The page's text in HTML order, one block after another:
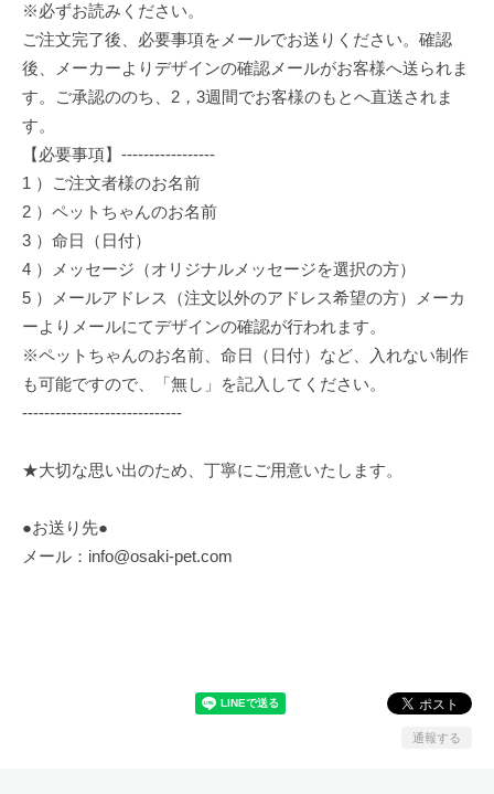
※必ずお読みください。
ご注文完了後、必要事項をメールでお送りください。確認
後、メーカーよりデザインの確認メールがお客様へ送られま
す。ご承認ののち、2，3週間でお客様のもとへ直送されま
す。
【必要事項】-----------------
1 ）ご注文者様のお名前
2 ）ペットちゃんのお名前
3 ）命日（日付）
4 ）メッセージ（オリジナルメッセージを選択の方）
5 ）メールアドレス（注文以外のアドレス希望の方）メーカ
ーよりメールにてデザインの確認が行われます。
※ペットちゃんのお名前、命日（日付）など、入れない制作
も可能ですので、「無し」を記入してください。
-----------------------------
★大切な思い出のため、丁寧にご用意いたします。
●お送り先●
メール： info@osaki-pet.com
通報する